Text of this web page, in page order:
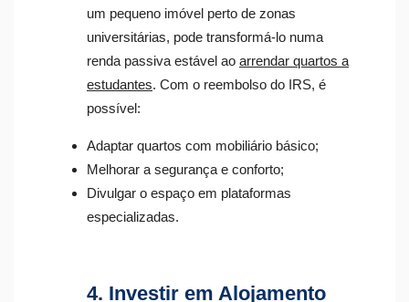
um pequeno imóvel perto de zonas
universitárias, pode transformá-lo numa
renda passiva estável ao arrendar quartos a
estudantes. Com o reembolso do IRS, é
possível:
Adaptar quartos com mobiliário básico;
Melhorar a segurança e conforto;
Divulgar o espaço em plataformas
especializadas.
4. Investir em Alojamento